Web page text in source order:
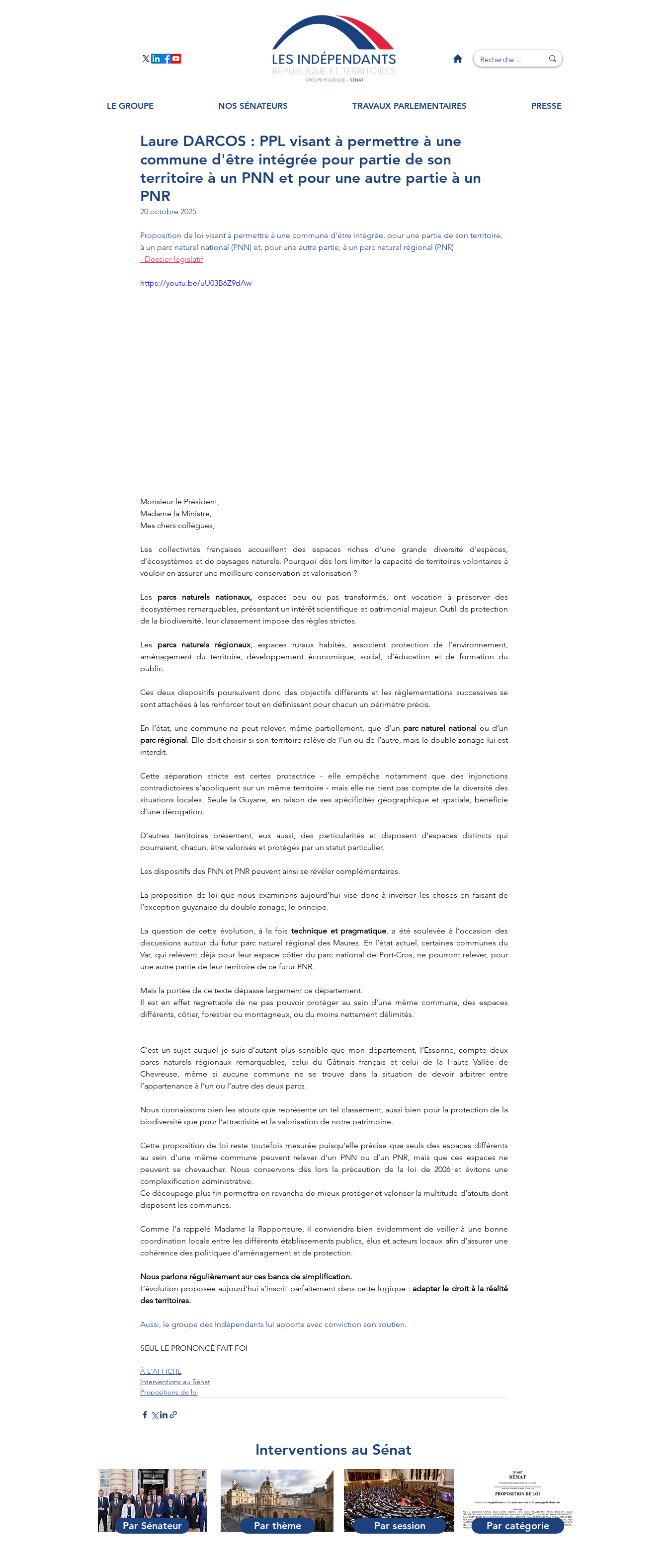
LE GROUPE NOS SÉNATEURS TRAVAUX PARLEMENTAIRES PRESSE
Laure DARCOS : PPL visant à permettre à une
commune d'être intégrée pour partie de son
territoire à un PNN et pour une autre partie à un
PNR
20 octobre 2025
Proposition de loi visant à permettre à une commune d'être intégrée, pour une partie de son territoire,
à un parc naturel national (PNN) et, pour une autre partie, à un parc naturel régional (PNR)
- Dossier législatif
https://youtu.be/uU03B6Z9dAw
Monsieur le Président,
Madame la Ministre,
Mes chers collègues,
Les collectivités françaises accueillent des espaces riches d’une grande diversité d'espèces,
d'écosystèmes et de paysages naturels. Pourquoi dès lors limiter la capacité de territoires volontaires à
vouloir en assurer une meilleure conservation et valorisation ?
Les parcs naturels nationaux, espaces peu ou pas transformés, ont vocation à préserver des
écosystèmes remarquables, présentant un intérêt scientifique et patrimonial majeur. Outil de protection
de la biodiversité, leur classement impose des règles strictes.
Les parcs naturels régionaux, espaces ruraux habités,
associent protection de l’environnement,
aménagement du territoire, développement économique, social, d’éducation et de formation du
public.
Ces deux dispositifs poursuivent donc des objectifs différents et les règlementations successives se
sont attachées à les renforcer tout en définissant pour chacun un périmètre précis.
En l’état, une commune ne peut relever, même partiellement, que d’un parc naturel national
parc régional . Elle doit choisir si son territoire relève de l’un ou de l’autre, mais le double zonage lui est
interdit.
Cette séparation stricte est certes protectrice - elle empêche notamment que des injonctions
contradictoires s’appliquent sur un même territoire - mais elle ne tient pas compte de la diversité des
situations locales. Seule la Guyane, en raison de ses spécificités géographique et spatiale, bénéficie
d’une dérogation.
D’autres territoires présentent, eux aussi, des particularités et disposent d’espaces distincts qui
pourraient, chacun, être valorisés et protégés par un statut particulier.
Les dispositifs des PNN et PNR peuvent ainsi se révéler complémentaires.
La proposition de loi que nous examinons aujourd’hui vise donc à inverser les choses en faisant de
l’exception guyanaise du double zonage, le principe.
La question de cette évolution, à la fois technique et pragmatique, a été soulevée à l’occasion des
discussions autour du futur parc naturel régional des Maures. En l’état actuel, certaines communes du
Var, qui relèvent déjà pour leur espace côtier du parc national de Port-Cros, ne pourront relever, pour
une autre partie de leur territoire de ce futur PNR.
Mais la portée de ce texte dépasse largement ce département.
Il est en effet regrettable de ne pas pouvoir protéger au sein d’une même commune, des espaces
différents, côtier, forestier ou montagneux, ou du moins nettement délimités.
C’est un sujet auquel je suis d’autant plus sensible que mon département, l’Essonne, compte deux
parcs naturels régionaux remarquables, celui du Gâtinais français et celui de la Haute Vallée de
Chevreuse, même si aucune commune ne se trouve dans la situation de devoir arbitrer entre
l’appartenance à l’un ou l’autre des deux parcs.
Nous connaissons bien les atouts que représente un tel classement, aussi bien pour la protection de la
biodiversité que pour l’attractivité et la valorisation de notre patrimoine.
Cette proposition de loi reste toutefois mesurée puisqu’elle précise que seuls des espaces différents
au sein d’une même commune peuvent relever d’un PNN ou d’un PNR, mais que ces espaces ne
peuvent se chevaucher. Nous conservons dès lors la précaution de la loi de 2006 et évitons une
complexification administrative.
Ce découpage plus fin permettra en revanche de mieux protéger et valoriser la multitude d’atouts dont
disposent les communes.
Comme l’a rappelé Madame la Rapporteure, il conviendra bien évidemment de veiller à une bonne
coordination locale entre les différents établissements publics, élus et acteurs locaux afin d’assurer une
cohérence des politiques d’aménagement et de protection.
Nous parlons régulièrement sur ces bancs de simplification.
L’évolution proposée aujourd’hui s’inscrit parfaitement dans cette logique : adapter le droit à la réalité
des territoires.
Aussi, le groupe des Indépendants lui apporte avec conviction son soutien.
SEUL LE PRONONCÉ FAIT FOI
À L'AFFICHE
Interventions au Sénat
Propositions de loi
Interventions au Sénat
Par Sénateur Par thème Par session Par catégorie